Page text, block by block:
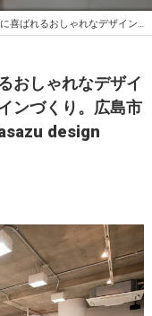
フに喜ばれるデザインづくり。広島市で美容室の設計、デザインはasazu design office
おしゃれなデザイ
ンづくり。広島市
design